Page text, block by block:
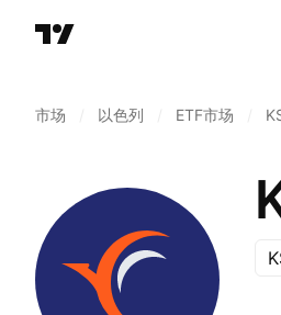
市场 以色列 ETF市场